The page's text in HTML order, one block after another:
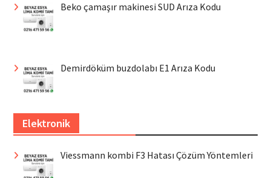
Beko çamaşır makinesi SUD Arıza Kodu
Demirdöküm buzdolabı E1 Arıza Kodu
Elektronik
Viessmann kombi F3 Hatası Çözüm Yöntemleri